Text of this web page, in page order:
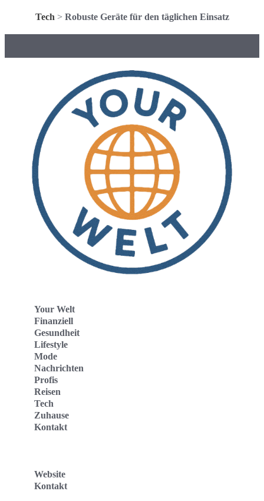
Tech > Robuste Geräte für den täglichen Einsatz
Your Welt
Finanziell
Gesundheit
Lifestyle
Mode
Nachrichten
Profis
Reisen
Tech
Zuhause
Kontakt
Website
Kontakt